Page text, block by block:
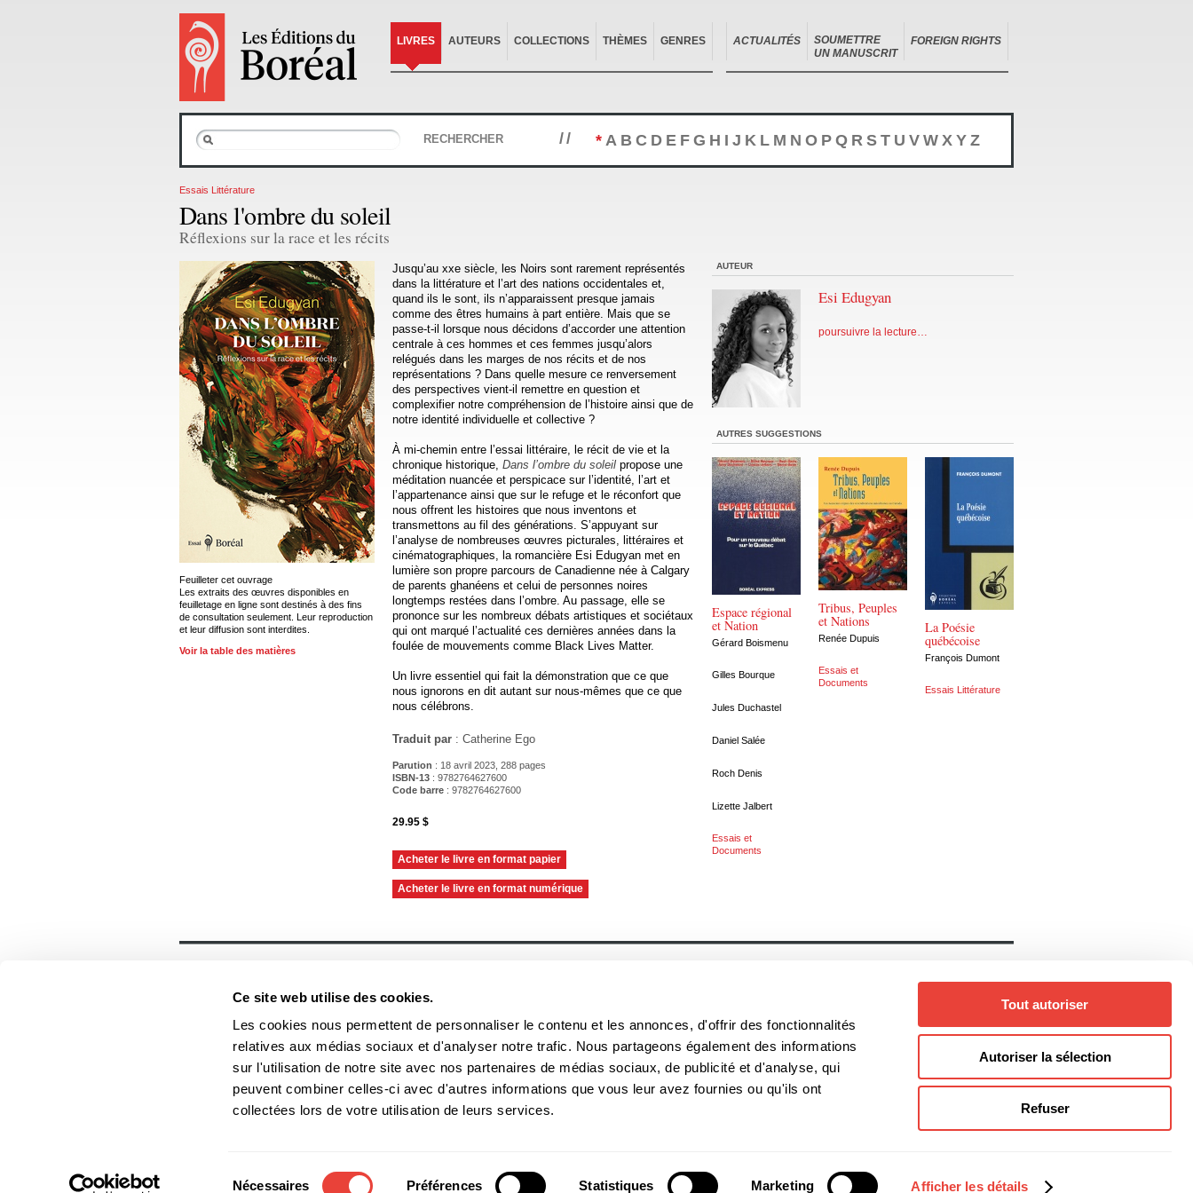
Ce site web utilise des cookies.
Les cookies nous permettent de personnaliser le contenu et les annonces, d'offrir des fonctionnalités
relatives aux médias sociaux et d'analyser notre trafic. Nous partageons également des informations
sur l'utilisation de notre site avec nos partenaires de médias sociaux, de publicité et d'analyse, qui
peuvent combiner celles-ci avec d'autres informations que vous leur avez fournies ou qu'ils ont
collectées lors de votre utilisation de leurs services.
Nécessaires Préférences Statistiques Marketing Afficher les détails
Tout autoriser
Autoriser la sélection
Refuser
LIVRES AUTEURS COLLECTIONS THÈMES GENRES ACTUALITÉS
SOUMETTRE
UN MANUSCRIT
FOREIGN RIGHTS
RECHERCHER // * A B C D E F G H I J K L M N O P Q R S T U V W X Y Z
Essais Littérature
Dans l'ombre du soleil
Réflexions sur la race et les récits
Feuilleter cet ouvrage
Les extraits des œuvres disponibles en
feuilletage en ligne sont destinés à des fins
de consultation seulement. Leur reproduction
et leur diffusion sont interdites.
Voir la table des matières
Jusqu’au xxe siècle, les Noirs sont rarement représentés
dans la littérature et l’art des nations occidentales et,
quand ils le sont, ils n’apparaissent presque jamais
comme des êtres humains à part entière. Mais que se
passe-t-il lorsque nous décidons d’accorder une attention
centrale à ces hommes et ces femmes jusqu’alors
relégués dans les marges de nos récits et de nos
représentations ? Dans quelle mesure ce renversement
des perspectives vient-il remettre en question et
complexifier notre compréhension de l’histoire ainsi que de
notre identité individuelle et collective ?
À mi-chemin entre l’essai littéraire, le récit de vie et la
chronique historique, Dans l’ombre du soleil propose une
méditation nuancée et perspicace sur l’identité, l’art et
l’appartenance ainsi que sur le refuge et le réconfort que
nous offrent les histoires que nous inventons et
transmettons au fil des générations. S’appuyant sur
l’analyse de nombreuses œuvres picturales, littéraires et
cinématographiques, la romancière Esi Edugyan met en
lumière son propre parcours de Canadienne née à Calgary
de parents ghanéens et celui de personnes noires
longtemps restées dans l’ombre. Au passage, elle se
prononce sur les nombreux débats artistiques et sociétaux
qui ont marqué l’actualité ces dernières années dans la
foulée de mouvements comme Black Lives Matter.
Un livre essentiel qui fait la démonstration que ce que
nous ignorons en dit autant sur nous-mêmes que ce que
nous célébrons.
Traduit par : Catherine Ego
Parution : 18 avril 2023, 288 pages
ISBN-13 : 9782764627600
Code barre : 9782764627600
29.95 $
Acheter le livre en format papier
Acheter le livre en format numérique
AUTEUR
Esi Edugyan
poursuivre la lecture…
AUTRES SUGGESTIONS
Espace régional
et Nation
Gérard Boismenu
Gilles Bourque
Jules Duchastel
Daniel Salée
Roch Denis
Lizette Jalbert
Essais et
Documents
Tribus, Peuples
et Nations
Renée Dupuis
Essais et
Documents
La Poésie
québécoise
François Dumont
Essais Littérature
Équipe
Nos lauréats
Nos partenaires
Documents
Thèmes
Genres
Les Éditions du Boréal
3970, rue Saint-Ambroise, Montréal (Québec), Canada H4C 2C7